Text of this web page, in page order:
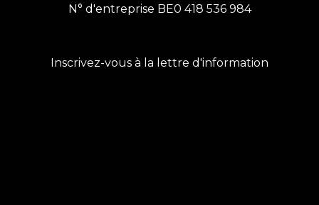
N° d'entreprise BE0 418 536 984
Inscrivez-vous à la lettre d'information